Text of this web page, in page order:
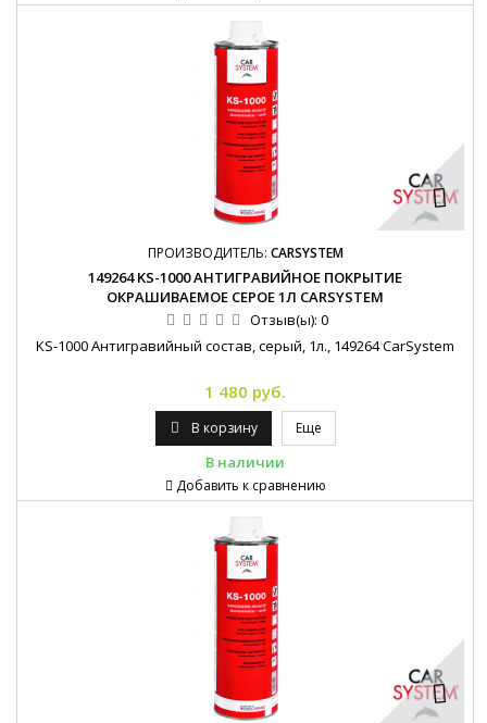
ПРОИЗВОДИТЕЛЬ: CARSYSTEM
149264 KS-1000 АНТИГРАВИЙНОЕ ПОКРЫТИЕ
ОКРАШИВАЕМОЕ СЕРОЕ 1Л CARSYSTEM
Отзыв(ы): 0
KS-1000 Антигравийный состав, серый, 1л., 149264 CarSystem
1 480 руб.
В корзину Еще
В наличии
Добавить к сравнению